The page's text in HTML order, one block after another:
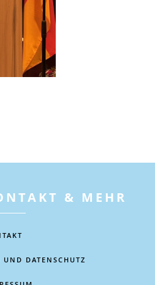
& MEHR
UND DATENSCHUTZ